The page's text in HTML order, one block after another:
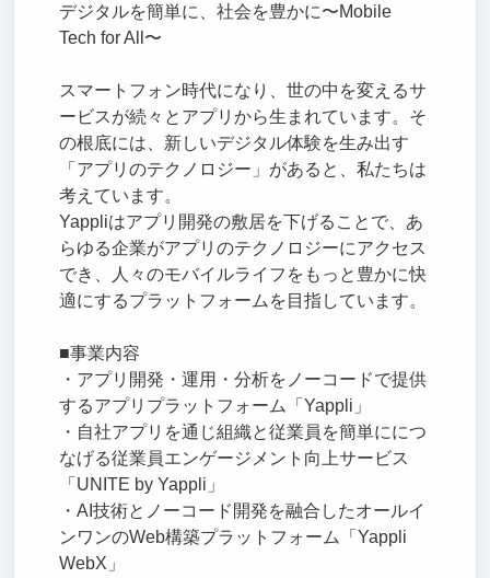
デジタルを簡単に、社会を豊かに〜Mobile
Tech for All〜
スマートフォン時代になり、世の中を変えるサ
ービスが続々とアプリから生まれています。そ
の根底には、新しいデジタル体験を生み出す
「アプリのテクノロジー」があると、私たちは
考えています。
Yappliはアプリ開発の敷居を下げることで、あ
らゆる企業がアプリのテクノロジーにアクセス
でき、人々のモバイルライフをもっと豊かに快
適にするプラットフォームを目指しています。
■事業内容
・アプリ開発・運用・分析をノーコードで提供
するアプリプラットフォーム「Yappli」
・自社アプリを通じ組織と従業員を簡単ににつ
なげる従業員エンゲージメント向上サービス
「UNITE by Yappli」
・AI技術とノーコード開発を融合したオールイ
ンワンのWeb構築プラットフォーム「Yappli
WebX」